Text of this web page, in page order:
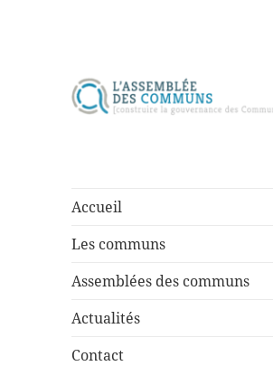
Accueil
Les communs
Assemblées des communs
Actualités
Contact